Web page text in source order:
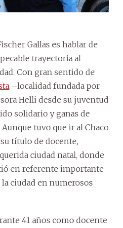
Gallas es hablar de
trayectoria al
Con gran sentido de
–localidad fundada por
Helli desde su juventud
solidario y ganas de
tuvo que ir al Chaco
título de docente,
ciudad natal, donde
en referente importante
ciudad en numerosos
41 años como docente